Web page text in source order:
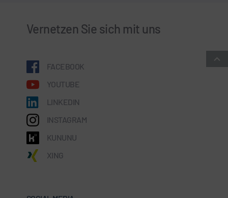
Vernetzen Sie sich mit uns
FACEBOOK
YOUTUBE
LINKEDIN
INSTAGRAM
KUNUNU
XING